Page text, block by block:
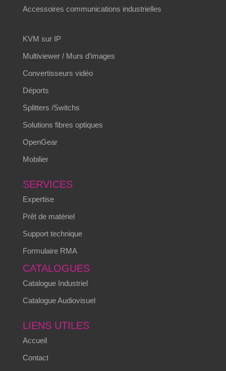
Accessoires communications industrielles
KVM sur IP
Multiviewer / Murs d’images
Convertisseurs vidéo
Déports
Splitters /Switchs
Solutions fibres optiques
OpenGear
Mobilier
SERVICES
Expertise
Prêt de matériel
Support technique
Formulaire RMA
CATALOGUES
Catalogue Industriel
Catalogue Audiovisuel
LIENS UTILES
Accueil
Contact